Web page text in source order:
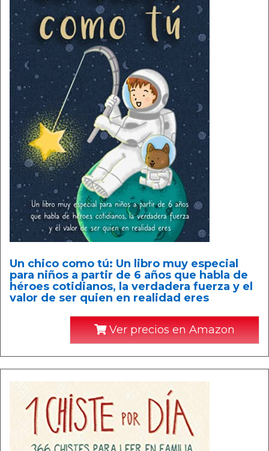
Un chico como tú: Un libro muy especial
para niños a partir de 6 años que habla de
héroes cotidianos, la verdadera fuerza y el
valor de ser quien en realidad eres
Ver precios en Amazon